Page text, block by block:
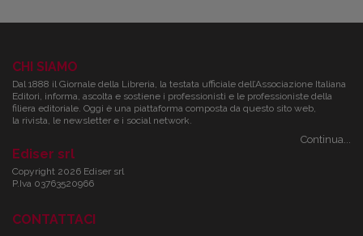
CHI SIAMO
Dal 1888 il Giornale della Libreria, la testata ufficiale dell’Associazione Italiana
Editori, informa, ascolta e sostiene i professionisti e le professioniste della
filiera editoriale. Oggi è una piattaforma composta da questo sito web,
la rivista, le newsletter e i social network.
Continua...
Ediser srl
Copyright 2026 Ediser srl
P.Iva 03763520966
CONTATTACI